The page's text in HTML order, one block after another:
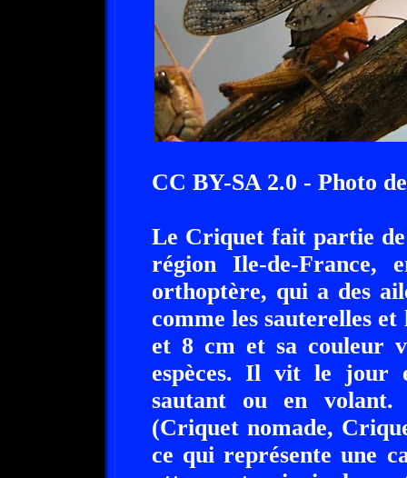
CC BY-SA 2.0 - Photo
Le Criquet fait partie de
région Ile-de-
orthoptère, qui a des
comme les sauterelles
et 8 cm et sa couleur
espèces. Il vit le jour
sautant ou en volant.
(Criquet nomade,
ce qui représente une